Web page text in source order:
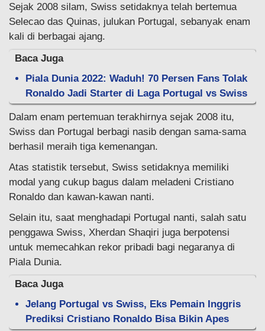
Sejak 2008 silam, Swiss setidaknya telah bertemua
Selecao das Quinas, julukan Portugal, sebanyak enam
kali di berbagai ajang.
Baca Juga
Piala Dunia 2022: Waduh! 70 Persen Fans Tolak
Ronaldo Jadi Starter di Laga Portugal vs Swiss
Dalam enam pertemuan terakhirnya sejak 2008 itu,
Swiss dan Portugal berbagi nasib dengan sama-sama
berhasil meraih tiga kemenangan.
Atas statistik tersebut, Swiss setidaknya memiliki
modal yang cukup bagus dalam meladeni Cristiano
Ronaldo dan kawan-kawan nanti.
Selain itu, saat menghadapi Portugal nanti, salah satu
penggawa Swiss, Xherdan Shaqiri juga berpotensi
untuk memecahkan rekor pribadi bagi negaranya di
Piala Dunia.
Baca Juga
Jelang Portugal vs Swiss, Eks Pemain Inggris
Prediksi Cristiano Ronaldo Bisa Bikin Apes